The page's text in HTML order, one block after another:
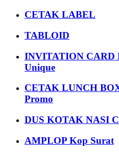
CETAK LABEL
TABLOID
INVITATION CARD
Unique
CETAK LUNCH
Promo
DUS KOTAK NASI
AMPLOP Kop Surat